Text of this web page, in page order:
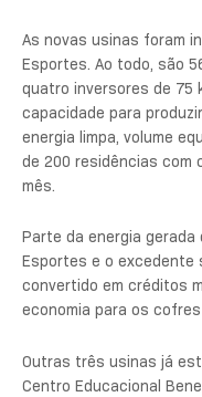
As novas usinas foram
Esportes. Ao todo, são
quatro inversores de 75
capacidade para
energia limpa, volume
de 200 residências com
mês.
Parte da energia gerada
Esportes e o excedente
convertido em créditos
economia para os
Outras três usinas já
Centro Educacional